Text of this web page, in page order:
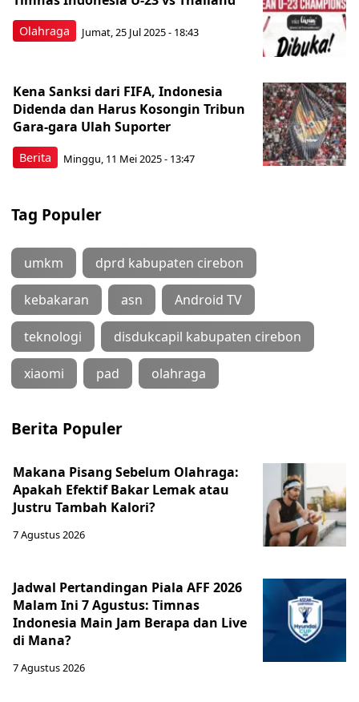
Olahraga Jumat, 25 Jul 2025 - 18:43
Berita
Kena Sanksi dari FIFA, Indonesia
Didenda dan Harus Kosongin Tribun
Gara-gara Ulah Suporter
Minggu, 11 Mei 2025 - 13:47
Tag Populer
umkm dprd kabupaten cirebon
kebakaran asn Android TV
teknologi disdukcapil kabupaten cirebon
xiaomi pad olahraga
Berita Populer
Makana Pisang Sebelum Olahraga:
Apakah Efektif Bakar Lemak atau
Justru Tambah Kalori?
7 Agustus 2026
Jadwal Pertandingan Piala AFF 2026
Malam Ini 7 Agustus: Timnas
Indonesia Main Jam Berapa dan Live
di Mana?
7 Agustus 2026